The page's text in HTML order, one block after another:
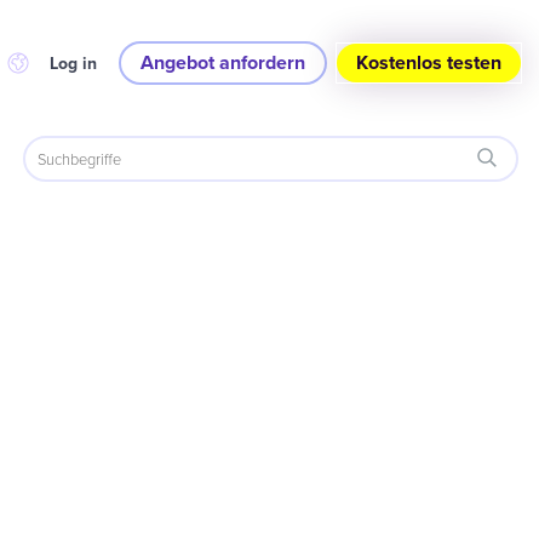
Log in Angebot anfordern Kostenlos testen